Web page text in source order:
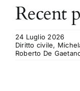
Recent
24 Luglio 2026
Diritto civile,
Roberto De